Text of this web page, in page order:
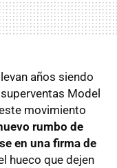
años siendo
Model
movimiento
rumbo de
en una firma de
hueco que dejen